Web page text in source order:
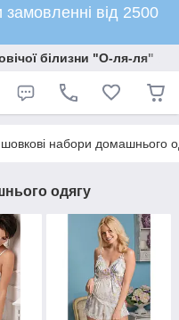
від 2500
білизни "О-ля-ля"
шовкові набори домашнього
одягу